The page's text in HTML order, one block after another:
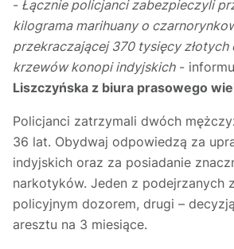
- Łącznie policjanci zabezpieczyli
kilograma marihuany o
przekraczającej 370 tysięcy złotych
krzewów konopi indyjskich-
Liszczyńska z biura prasowego
Policjanci zatrzymali dwóch
36 lat. Obydwaj odpowiedzą za
indyjskich oraz za posiadanie
narkotyków. Jeden z podejrzanych
policyjnym dozorem, drugi –
aresztu na 3 miesiące.